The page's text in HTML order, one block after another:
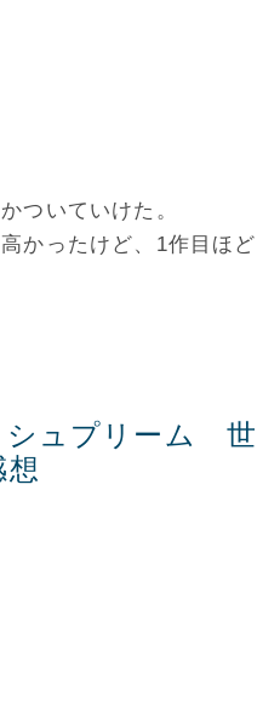
ついていけた。
かったけど、1作目ほど
シュプリーム 世